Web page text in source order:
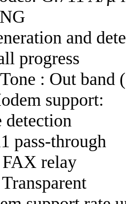
and
progress
: Out band
support:
detection
pass-through
relay